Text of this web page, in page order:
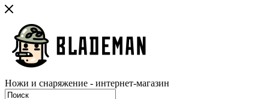
Ножи и снаряжение - интернет-магазин